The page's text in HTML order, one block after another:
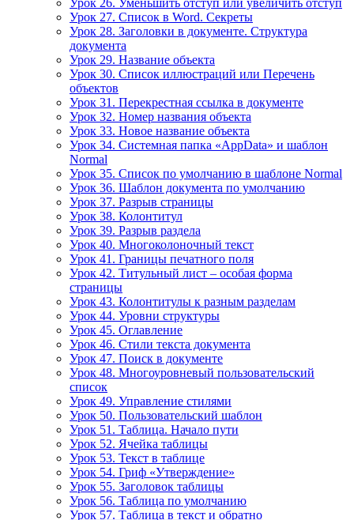
Урок 26. Уменьшить отступ или увеличить отступ
Урок 27. Список в Word. Секреты
Урок 28. Заголовки в документе. Структура
документа
Урок 29. Название объекта
Урок 30. Список иллюстраций или Перечень
объектов
Урок 31. Перекрестная ссылка в документе
Урок 32. Номер названия объекта
Урок 33. Новое название объекта
Урок 34. Системная папка «AppData» и шаблон
Normal
Урок 35. Список по умолчанию в шаблоне Normal
Урок 36. Шаблон документа по умолчанию
Урок 37. Разрыв страницы
Урок 38. Колонтитул
Урок 39. Разрыв раздела
Урок 40. Многоколоночный текст
Урок 41. Границы печатного поля
Урок 42. Титульный лист – особая форма
страницы
Урок 43. Колонтитулы к разным разделам
Урок 44. Уровни структуры
Урок 45. Оглавление
Урок 46. Стили текста документа
Урок 47. Поиск в документе
Урок 48. Многоуровневый пользовательский
список
Урок 49. Управление стилями
Урок 50. Пользовательский шаблон
Урок 51. Таблица. Начало пути
Урок 52. Ячейка таблицы
Урок 53. Текст в таблице
Урок 54. Гриф «Утверждение»
Урок 55. Заголовок таблицы
Урок 56. Таблица по умолчанию
Урок 57. Таблица в текст и обратно